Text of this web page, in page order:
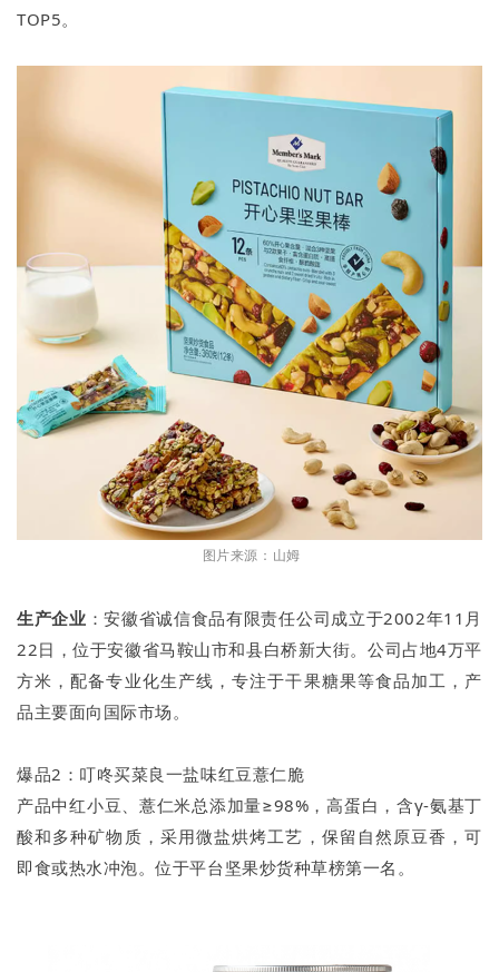
TOP5。
图片来源：山姆
生产企业 ：安徽省诚信食品有限责任公司成立于2002年11月
22日，位于安徽省马鞍山市和县白桥新大街。公司占地4万平
方米，配备专业化生产线，专注于干果糖果等食品加工，产
品主要面向国际市场。
爆品2：叮咚买菜良一盐味红豆薏仁脆
产品中红小豆、薏仁米总添加量≥98%，高蛋白，含γ-氨基丁
酸和多种矿物质，采用微盐烘烤工艺，保留自然原豆香，可
即食或热水冲泡。位于平台坚果炒货种草榜第一名。